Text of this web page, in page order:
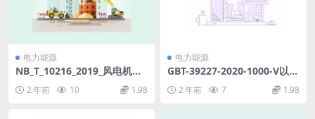
电力能源
NB_T_10216_2019_风电机组
2 年前 10 1.98
电力能源
GBT-39227-2020-1000-V以下
试方法.pdf
2 年前 7 1.98